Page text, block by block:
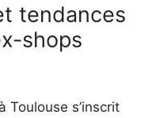
tendances
shops
Toulouse s’inscrit